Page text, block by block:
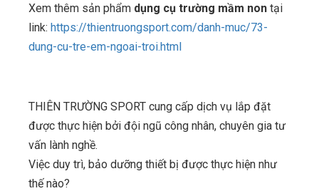
Xem thêm sản phẩm dụng cụ trường mầm non tại
link: https://thientruongsport.com/danh-muc/73-
dung-cu-tre-em-ngoai-troi.html
THIÊN TRƯỜNG SPORT cung cấp dịch vụ lắp đặt
được thực hiện bởi đội ngũ công nhân, chuyên gia tư
vấn lành nghề.
Việc duy trì, bảo dưỡng thiết bị được thực hiện như
thế nào?